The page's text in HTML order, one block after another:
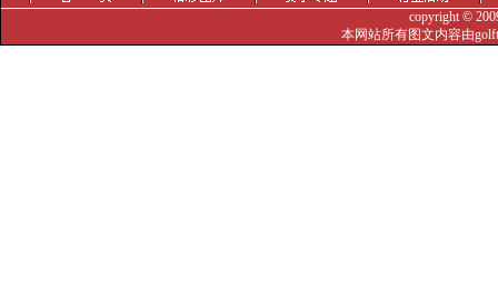
copyright ©
本网站所有图文内容由